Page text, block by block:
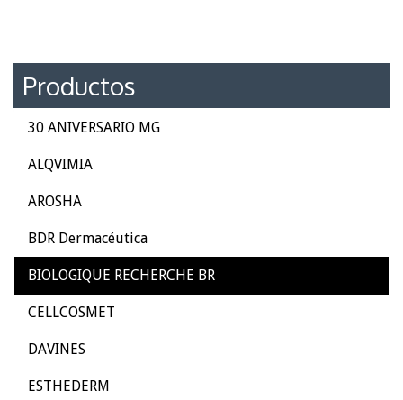
Productos
30 ANIVERSARIO MG
ALQVIMIA
AROSHA
BDR Dermacéutica
BIOLOGIQUE RECHERCHE BR
CELLCOSMET
DAVINES
ESTHEDERM